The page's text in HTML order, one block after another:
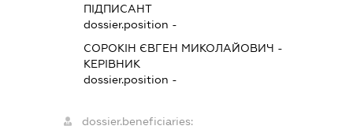
ПІДПИСАНТ
dossier.position -
СОРОКІН ЄВГЕН МИКОЛАЙОВИЧ -
КЕРІВНИК
dossier.position -
dossier.beneficiaries: